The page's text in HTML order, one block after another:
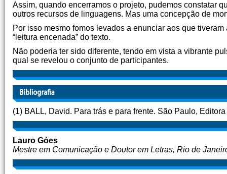
Assim, quando encerramos o projeto, pudemos constatar
outros recursos de linguagens. Mas uma concepção de
Por isso mesmo fomos levados a enunciar aos que
“leitura encenada” do texto.
Não poderia ter sido diferente, tendo em vista a vibrante
qual se revelou o conjunto de participantes.
(1) BALL, David. Para trás e para frente. São Paulo,
Lauro Góes
Mestre em Comunicação e Doutor em Letras, Rio de